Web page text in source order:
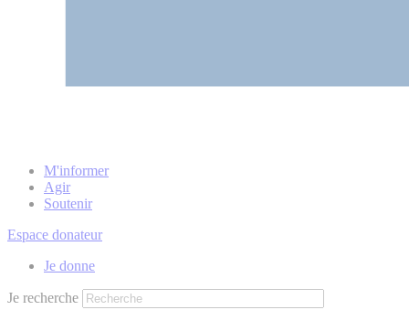
M'informer
Agir
Soutenir
Espace donateur
Je donne
Je recherche